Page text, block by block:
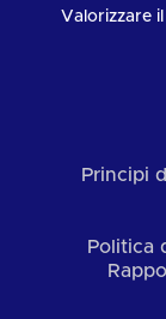
Valorizzare
Principi
Politica